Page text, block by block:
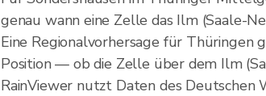
genau wann eine Zelle das Ilm (Saale-
Eine Regionalvorhersage für Thüringen
Position — ob die Zelle über dem Ilm
RainViewer nutzt Daten des